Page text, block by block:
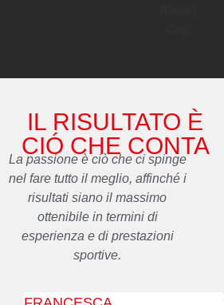
IL RISULTATO È
CIÓ CHE CONTA
La passione è ciò che ci spinge
nel fare tutto il meglio, affinché i
risultati siano il massimo
ottenibile in termini di
esperienza e di prestazioni
sportive.